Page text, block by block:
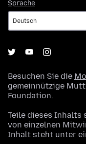
Sprache
Besuchen Sie die
gemeinnützige
Foundation.
Teile dieses Inhalts
von einzelnen
Inhalt steht unter